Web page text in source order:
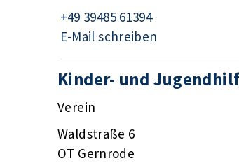
+49 39485 61394
E-Mail schreiben
Kinder- und
Verein
Waldstraße 6
OT Gernrode